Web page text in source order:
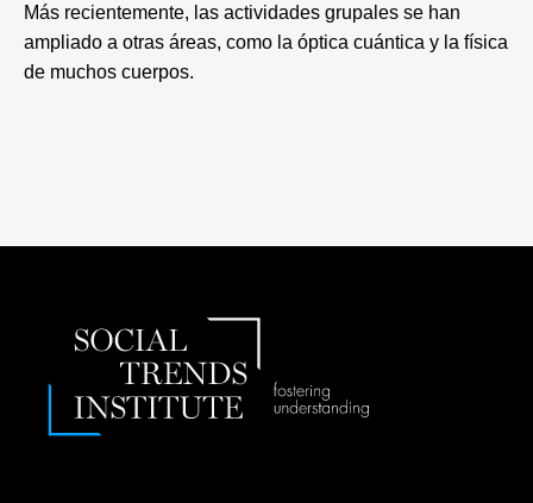
Más recientemente, las actividades grupales se han
ampliado a otras áreas, como la óptica cuántica y la física
de muchos cuerpos.